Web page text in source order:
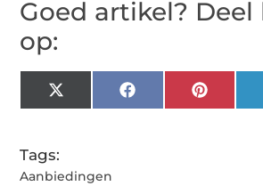
Goed artikel?
op:
X
(Twitter)
Facebook
Tags:
Aanbiedingen